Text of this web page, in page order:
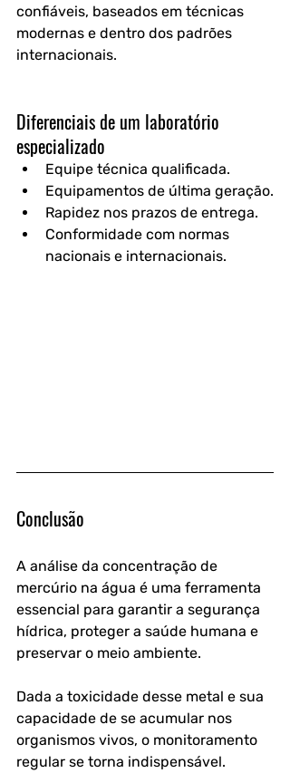
confiáveis, baseados em técnicas
modernas e dentro dos padrões
internacionais.
Diferenciais de um laboratório
especializado
Equipe técnica qualificada.
Equipamentos de última geração.
Rapidez nos prazos de entrega.
Conformidade com normas
nacionais e internacionais.
Conclusão
A análise da concentração de
mercúrio na água é uma ferramenta
essencial para garantir a segurança
hídrica, proteger a saúde humana e
preservar o meio ambiente.
Dada a toxicidade desse metal e sua
capacidade de se acumular nos
organismos vivos, o monitoramento
regular se torna indispensável.